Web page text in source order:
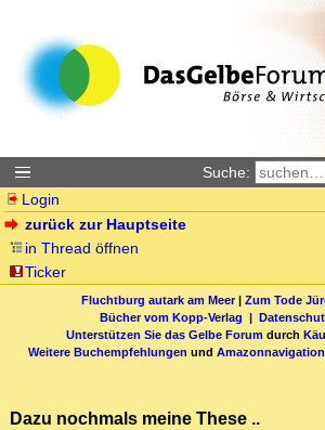
Suche:
Login
zurück zur Hauptseite
in Thread öffnen
Ticker
Fluchtburg autark am Meer| Zum Tode
Bücher vom Kopp-Verlag |
Unterstützen Sie das Gelbe Forum durch
Weitere Buchempfehlungen und Amazonnavigation
Dazu nochmals meine These ..